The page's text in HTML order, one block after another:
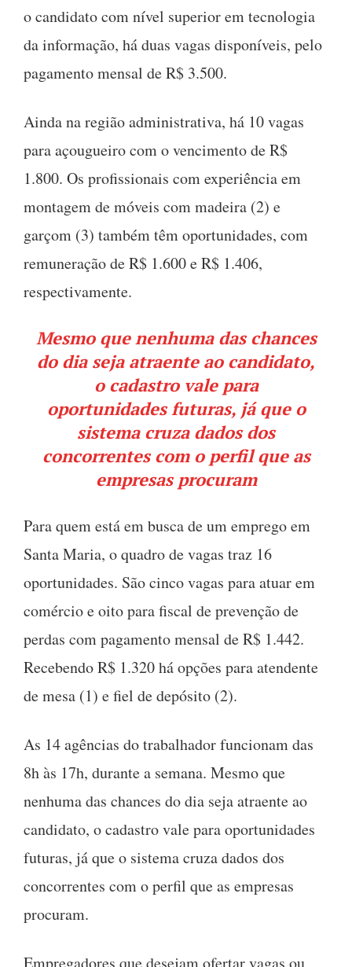
o candidato com nível superior em tecnologia
da informação, há duas vagas disponíveis, pelo
pagamento mensal de R$ 3.500.
Ainda na região administrativa, há 10 vagas
para açougueiro com o vencimento de R$
1.800. Os profissionais com experiência em
montagem de móveis com madeira (2) e
garçom (3) também têm oportunidades, com
remuneração de R$ 1.600 e R$ 1.406,
respectivamente.
Mesmo que nenhuma das chances
do dia seja atraente ao candidato,
o cadastro vale para
oportunidades futuras, já que o
sistema cruza dados dos
concorrentes com o perfil que as
empresas procuram
Para quem está em busca de um emprego em
Santa Maria, o quadro de vagas traz 16
oportunidades. São cinco vagas para atuar em
comércio e oito para fiscal de prevenção de
perdas com pagamento mensal de R$ 1.442.
Recebendo R$ 1.320 há opções para atendente
de mesa (1) e fiel de depósito (2).
As 14 agências do trabalhador funcionam das
8h às 17h, durante a semana. Mesmo que
nenhuma das chances do dia seja atraente ao
candidato, o cadastro vale para oportunidades
futuras, já que o sistema cruza dados dos
concorrentes com o perfil que as empresas
procuram.